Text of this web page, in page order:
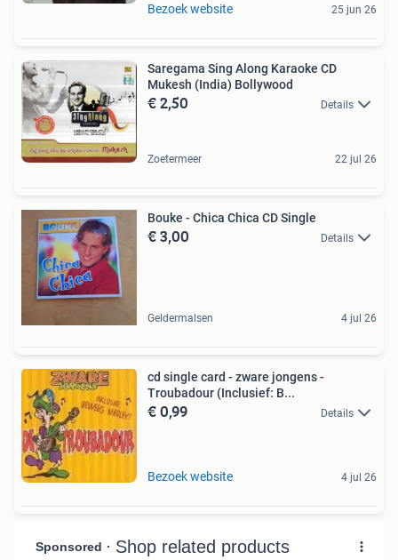
Bezoek website 25 jun 26
Saregama Sing Along Karaoke CD
Mukesh (India) Bollywood
€ 2,50 Details
Zoetermeer 22 jul 26
Bouke - Chica Chica CD Single
€ 3,00 Details
Geldermalsen 4 jul 26
cd single card - zware jongens -
Troubadour (Inclusief: B...
€ 0,99 Details
Bezoek website 4 jul 26